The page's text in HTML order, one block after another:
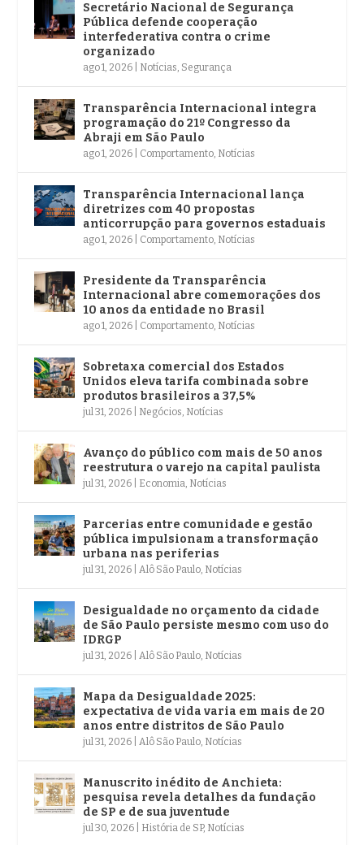
Secretário Nacional de Segurança
Pública defende cooperação
interfederativa contra o crime
organizado
ago 1, 2026 Notícias, Segurança
Transparência Internacional integra
programação do 21º Congresso da
Abraji em São Paulo
ago 1, 2026 Comportamento, Notícias
Transparência Internacional lança
diretrizes com 40 propostas
anticorrupção para governos estaduais
ago 1, 2026 Comportamento, Notícias
Presidente da Transparência
Internacional abre comemorações dos
10 anos da entidade no Brasil
ago 1, 2026 Comportamento, Notícias
Sobretaxa comercial dos Estados
Unidos eleva tarifa combinada sobre
produtos brasileiros a 37,5%
jul 31, 2026 Negócios, Notícias
Avanço do público com mais de 50 anos
reestrutura o varejo na capital paulista
jul 31, 2026 Economia, Notícias
Parcerias entre comunidade e gestão
pública impulsionam a transformação
urbana nas periferias
jul 31, 2026 |Alô São Paulo, Notícias
Desigualdade no orçamento da cidade
de São Paulo persiste mesmo com uso do
IDRGP
jul 31, 2026 |Alô São Paulo, Notícias
Mapa da Desigualdade 2025:
expectativa de vida varia em mais de 20
anos entre distritos de São Paulo
jul 31, 2026 |Alô São Paulo, Notícias
Manuscrito inédito de Anchieta:
pesquisa revela detalhes da fundação
de SP e de sua juventude
jul 30, 2026 História de SP, Notícias